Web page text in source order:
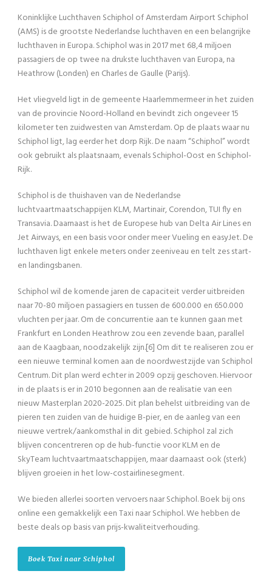
Koninklijke Luchthaven Schiphol of Amsterdam Airport Schiphol
(AMS) is de grootste Nederlandse luchthaven en een belangrijke
luchthaven in Europa. Schiphol was in 2017 met 68,4 miljoen
passagiers de op twee na drukste luchthaven van Europa, na
Heathrow (Londen) en Charles de Gaulle (Parijs).
Het vliegveld ligt in de gemeente Haarlemmermeer in het zuiden
van de provincie Noord-Holland en bevindt zich ongeveer 15
kilometer ten zuidwesten van Amsterdam. Op de plaats waar nu
Schiphol ligt, lag eerder het dorp Rijk. De naam “Schiphol” wordt
ook gebruikt als plaatsnaam, evenals Schiphol-Oost en Schiphol-
Rijk.
Schiphol is de thuishaven van de Nederlandse
luchtvaartmaatschappijen KLM, Martinair, Corendon, TUI fly en
Transavia. Daarnaast is het de Europese hub van Delta Air Lines en
Jet Airways, en een basis voor onder meer Vueling en easyJet. De
luchthaven ligt enkele meters onder zeeniveau en telt zes start-
en landingsbanen.
Schiphol wil de komende jaren de capaciteit verder uitbreiden
naar 70-80 miljoen passagiers en tussen de 600.000 en 650.000
vluchten per jaar. Om de concurrentie aan te kunnen gaan met
Frankfurt en Londen Heathrow zou een zevende baan, parallel
aan de Kaagbaan, noodzakelijk zijn.[6] Om dit te realiseren zou er
een nieuwe terminal komen aan de noordwestzijde van Schiphol
Centrum. Dit plan werd echter in 2009 opzij geschoven. Hiervoor
in de plaats is er in 2010 begonnen aan de realisatie van een
nieuw Masterplan 2020-2025. Dit plan behelst uitbreiding van de
pieren ten zuiden van de huidige B-pier, en de aanleg van een
nieuwe vertrek/aankomsthal in dit gebied. Schiphol zal zich
blijven concentreren op de hub-functie voor KLM en de
SkyTeam luchtvaartmaatschappijen, maar daarnaast ook (sterk)
blijven groeien in het low-costairlinesegment.
We bieden allerlei soorten vervoers naar Schiphol. Boek bij ons
online een gemakkelijk een Taxi naar Schiphol. We hebben de
beste deals op basis van prijs-kwaliteitverhouding.
Boek Taxi naar Schiphol